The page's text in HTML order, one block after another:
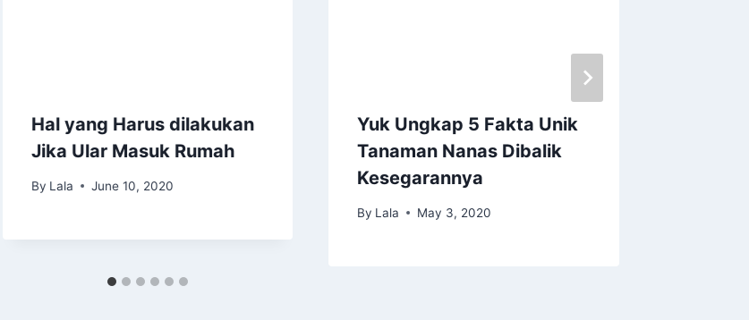
Hal yang Harus dilakukan
Jika Ular Masuk Rumah
By Lala June 10, 2020
Yuk Ungkap 5 Fakta Unik
Tanaman Nanas Dibalik
Kesegarannya
By Lala May 3, 2020